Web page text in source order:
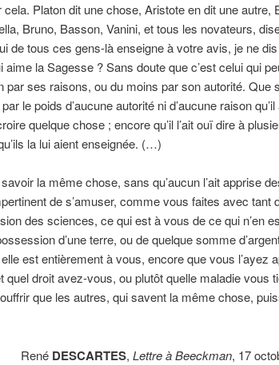
Platon dit une chose, Aristote en dit une autre,
Bruno, Basson, Vanini, et tous les novateurs,
de tous ces gens-là enseigne à votre avis, je ne
la Sagesse ? Sans doute que c’est celui qui
par ses raisons, ou du moins par son autorité. Que
le poids d’aucune autorité ni d’aucune raison qu’il
quelque chose ; encore qu’il l’ait ouï dire à
la lui aient enseignée. (…)
la même chose, sans qu’aucun l’ait apprise
de s’amuser, comme vous faites avec tant
des sciences, ce qui est à vous de ce qui n’en
d’une terre, ou de quelque somme
est entièrement à vous, encore que vous l’ayez
quel droit avez-vous, ou plutôt quelle maladie vous
que les autres, qui savent la même chose,
René DESCARTES,Lettre à Beeckman, 17